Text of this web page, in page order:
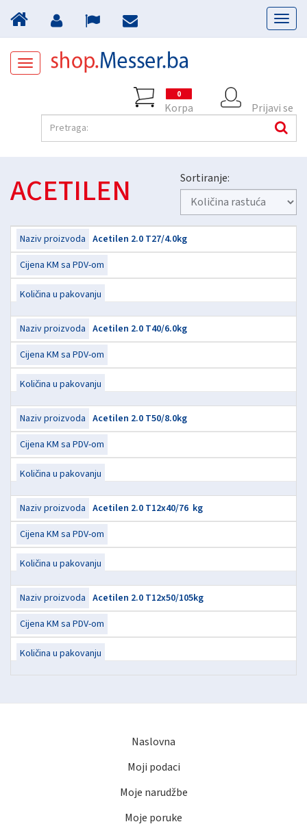
Toggle
navigation
0
Korpa Prijavi se
Sortiranje:
ACETILEN
Acetilen 2.0 T27/4.0kg
Acetilen 2.0 T40/6.0kg
Acetilen 2.0 T50/8.0kg
Acetilen 2.0 T12x40/76  kg
Acetilen 2.0 T12x50/105kg
Naslovna
Moji podaci
Moje narudžbe
Moje poruke